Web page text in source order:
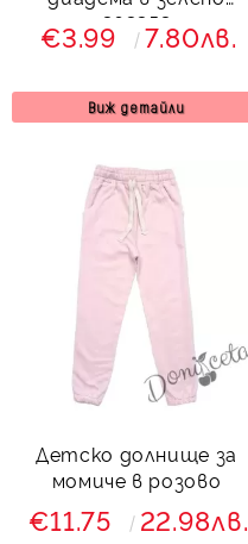
363353
€3.99 7.80лв.
Виж детайли
Детско долнище за
момиче в розово
€11.75 22.98лв.